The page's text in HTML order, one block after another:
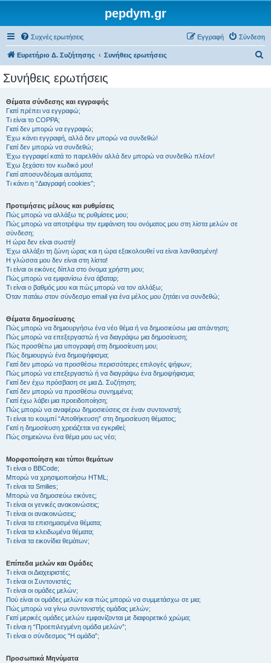
pepdym.gr
Συχνές ερωτήσεις Σύνδεση
Εγγραφή
Ευρετήριο Δ. Συζήτησης Συνήθεις ερωτήσεις
Συνήθεις ερωτήσεις
Θέματα σύνδεσης και εγγραφής
Γιατί πρέπει να εγγραφώ;
Τι είναι το COPPA;
Γιατί δεν μπορώ να εγγραφώ;
Έχω κάνει εγγραφή, αλλά δεν μπορώ να συνδεθώ!
Γιατί δεν μπορώ να συνδεθώ;
Έχω εγγραφεί κατά το παρελθόν αλλά δεν μπορώ να συνδεθώ πλέον!
Έχω ξεχάσει τον κωδικό μου!
Γιατί αποσυνδέομαι αυτόματα;
Τι κάνει η “Διαγραφή cookies”;
Προτιμήσεις μέλους και ρυθμίσεις
Πώς μπορώ να αλλάξω τις ρυθμίσεις μου;
Πώς μπορώ να αποτρέψω την εμφάνιση του ονόματος μου στη λίστα μελών σε
σύνδεση;
Η ώρα δεν είναι σωστή!
Έχω αλλάξει τη ζώνη ώρας και η ώρα εξακολουθεί να είναι λανθασμένη!
Η γλώσσα μου δεν είναι στη λίστα!
Τι είναι οι εικόνες δίπλα στο όνομα χρήστη μου;
Πώς μπορώ να εμφανίσω ένα άβαταρ;
Τι είναι ο βαθμός μου και πώς μπορώ να τον αλλάξω;
Όταν πατάω στον σύνδεσμο email για ένα μέλος μου ζητάει να συνδεθώ;
Θέματα δημοσίευσης
Πώς μπορώ να δημιουργήσω ένα νέο θέμα ή να δημοσιεύσω μια απάντηση;
Πώς μπορώ να επεξεργαστώ ή να διαγράψω μια δημοσίευση;
Πώς προσθέτω μια υπογραφή στη δημοσίευση μου;
Πώς δημιουργώ ένα δημοψήφισμα;
Γιατί δεν μπορώ να προσθέσω περισσότερες επιλογές ψήφων;
Πώς μπορώ να επεξεργαστώ ή να διαγράψω ένα δημοψήφισμα;
Γιατί δεν έχω πρόσβαση σε μια Δ. Συζήτηση;
Γιατί δεν μπορώ να προσθέσω συνημμένα;
Γιατί έχω λάβει μια προειδοποίηση;
Πώς μπορώ να αναφέρω δημοσιεύσεις σε έναν συντονιστή;
Τι είναι το κουμπί “Αποθήκευση” στη δημοσίευση θέματος;
Γιατί η δημοσίευση χρειάζεται να εγκριθεί;
Πώς σημειώνω ένα θέμα μου ως νέο;
Μορφοποίηση και τύποι θεμάτων
Τι είναι ο BBCode;
Μπορώ να χρησιμοποιήσω HTML;
Τι είναι τα Smilies;
Μπορώ να δημοσιεύω εικόνες;
Τι είναι οι γενικές ανακοινώσεις;
Τι είναι οι ανακοινώσεις;
Τι είναι τα επισημασμένα θέματα;
Τι είναι τα κλειδωμένα θέματα;
Τι είναι τα εικονίδια θεμάτων;
Επίπεδα μελών και Ομάδες
Τι είναι οι Διαχειριστές;
Τι είναι οι Συντονιστές;
Τι είναι οι ομάδες μελών;
Πού είναι οι ομάδες μελών και πώς μπορώ να συμμετάσχω σε μια;
Πώς μπορώ να γίνω συντονιστής ομάδας μελών;
Γιατί μερικές ομάδες μελών εμφανίζονται με διαφορετικό χρώμα;
Τι είναι η “Προεπιλεγμένη ομάδα μελών”;
Τι είναι ο σύνδεσμος "Η ομάδα”;
Προσωπικά Μηνύματα